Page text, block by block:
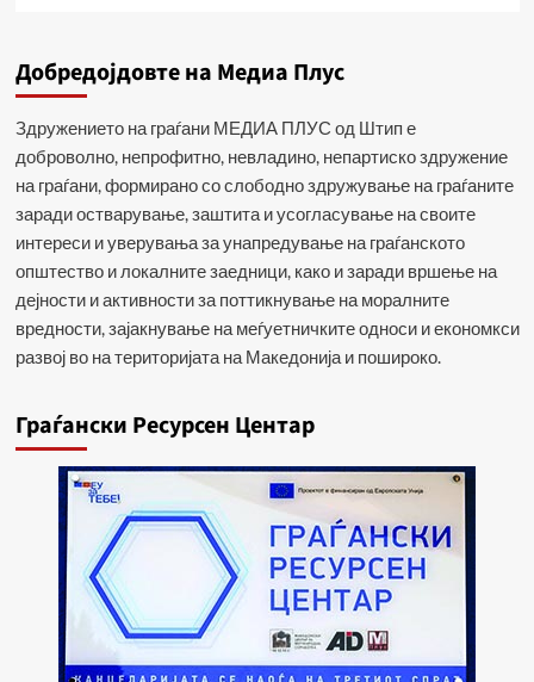
Добредојдовте на Медиа Плус
Здружението на граѓани МЕДИА ПЛУС од Штип е
доброволно, непрофитно, невладино, непартиско здружение
на граѓани, формирано со слободно здружување на граѓаните
заради остварување, заштита и усогласување на своите
интереси и уверувања за унапредување на граѓанското
општество и локалните заедници, како и заради вршење на
дејности и активности за поттикнување на моралните
вредности, зајакнување на меѓуетничките односи и економкси
развој во на територијата на Македонија и пошироко.
Граѓански Ресурсен Центар